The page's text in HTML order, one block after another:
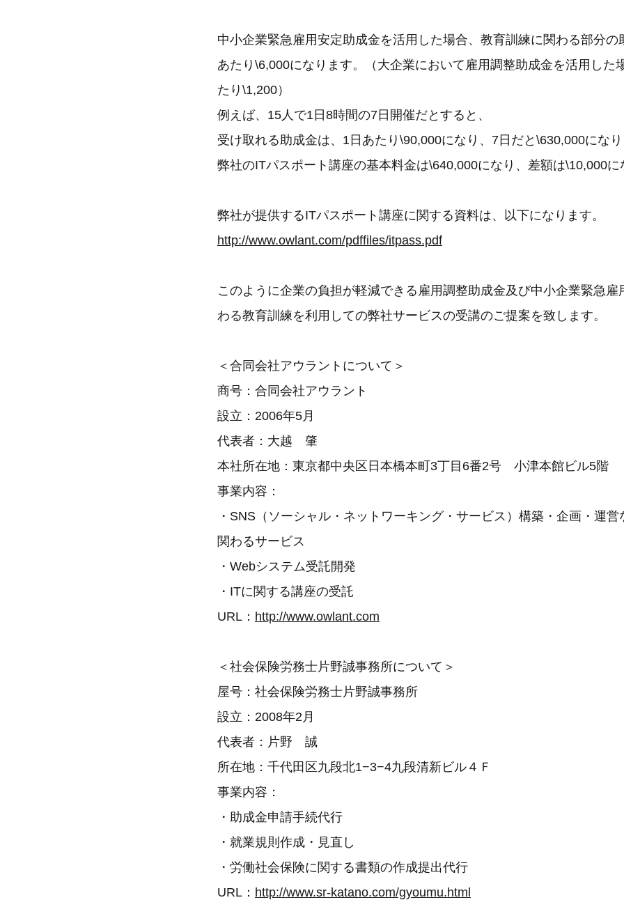
中小企業緊急雇用安定助成金を活用した場合、教育訓練に関わる部分の
あたり\6,000になります。（大企業において雇用調整助成金を活用した
たり\1,200）
例えば、15人で1日8時間の7日開催だとすると、
受け取れる助成金は、1日あたり\90,000になり、7日だと\630,000になり
弊社のITパスポート講座の基本料金は\640,000になり、差額は\10,000に
弊社が提供するITパスポート講座に関する資料は、以下になります。
http://www.owlant.com/pdffiles/itpass.pdf
このように企業の負担が軽減できる雇用調整助成金及び中小企業緊急雇
わる教育訓練を利用しての弊社サービスの受講のご提案を致します。
＜合同会社アウラントについて＞
商号：合同会社アウラント
設立：2006年5月
代表者：大越 肇
本社所在地：東京都中央区日本橋本町3丁目6番2号 小津本館ビル5階
事業内容：
・SNS（ソーシャル・ネットワーキング・サービス）構築・企画・運営
関わるサービス
・Webシステム受託開発
・ITに関する講座の受託
URL： http://www.owlant.com
＜社会保険労務士片野誠事務所について＞
屋号：社会保険労務士片野誠事務所
設立：2008年2月
代表者：片野 誠
所在地：千代田区九段北1−3−4九段清新ビル４Ｆ
事業内容：
・助成金申請手続代行
・就業規則作成・見直し
・労働社会保険に関する書類の作成提出代行
URL： http://www.sr-katano.com/gyoumu.html